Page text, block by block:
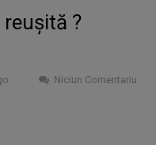
?
Niciun Comentariu